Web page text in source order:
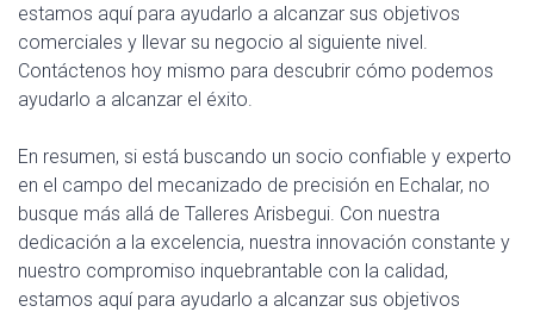
estamos aquí para ayudarlo a alcanzar sus objetivos
comerciales y llevar su negocio al siguiente nivel.
Contáctenos hoy mismo para descubrir cómo podemos
ayudarlo a alcanzar el éxito.
En resumen, si está buscando un socio confiable y experto
en el campo del mecanizado de precisión en Echalar, no
busque más allá de Talleres Arisbegui. Con nuestra
dedicación a la excelencia, nuestra innovación constante y
nuestro compromiso inquebrantable con la calidad,
estamos aquí para ayudarlo a alcanzar sus objetivos